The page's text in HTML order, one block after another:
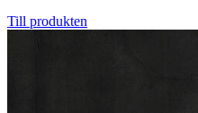
Till produkten